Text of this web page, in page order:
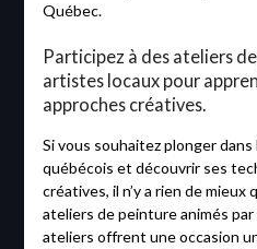
Québec.
Participez à des ateliers
artistes locaux pour
approches créatives.
Si vous souhaitez plonger
québécois et découvrir ses
créatives, il n’y a rien de mieux
ateliers de peinture animés
ateliers offrent une occasion